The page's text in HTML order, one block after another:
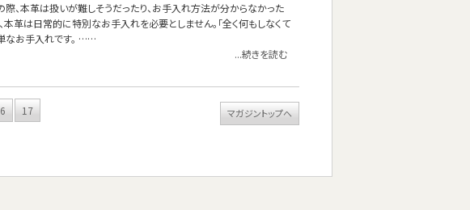
際、本革は扱いが難しそうだったり、お手入れ方法が分からなかった
本革は日常的に特別なお手入れを必要としません。「全く何もしなくて
なお手入れです。 ……
...続きを読む
17
マガジントップへ